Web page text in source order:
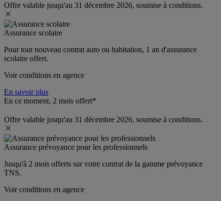
Offre valable jusqu'au 31 décembre 2026, soumise à conditions.
Assurance scolaire
Pour tout nouveau contrat auto ou habitation, 1 an d'assurance
scolaire offert.
Voir conditions en agence
En savoir plus
En ce moment, 2 mois offert*
Offre valable jusqu'au 31 décembre 2026, soumise à conditions.
Assurance prévoyance pour les professionnels
Jusqu'à 2 mois offerts sur votre contrat de la gamme prévoyance
TNS.
Voir conditions en agence